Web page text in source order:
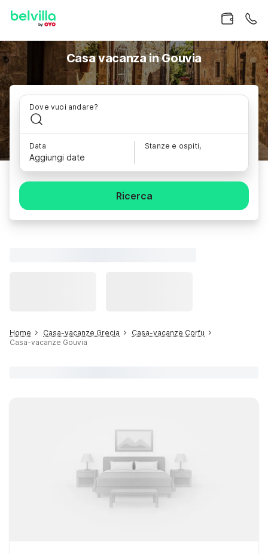
Casa vacanza in Gouvia
Dove vuoi andare?
Data
Aggiungi date
Stanze e ospiti,
Ricerca
Home Casa-vacanze Grecia
Casa-vacanze Corfu
Casa-vacanze Gouvia